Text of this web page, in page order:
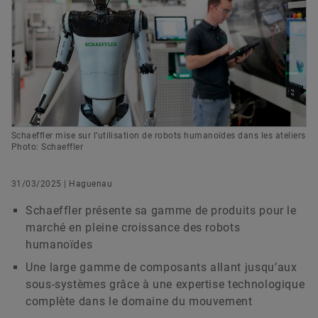
We pioneer motion
Solutions digitales
Protection des marques
Newsletter
Evénementiel
Business Support & Marketing
Schaeffler France SAS
Haguenau
+33 3 88 63 42 73
sabine.pernet@schaeffler.com
Commander maintenant
Schaeffler mise sur l’utilisation de robots humanoïdes dans les ateliers
Photo: Schaeffler
31/03/2025 | Haguenau
Schaeffler présente sa gamme de produits pour le
marché en pleine croissance des robots
humanoïdes
Une large gamme de composants allant jusqu’aux
sous-systèmes grâce à une expertise technologique
complète dans le domaine du mouvement